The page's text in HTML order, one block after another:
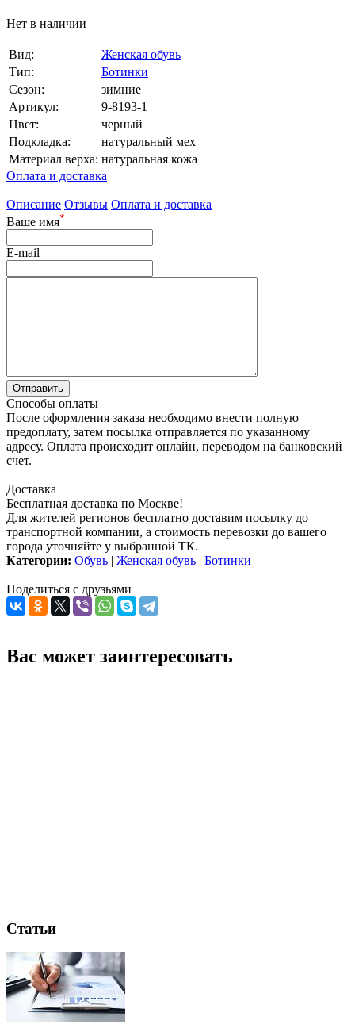
Нет в наличии
Вид:
Женская обувь
Тип:
Ботинки
Сезон:
зимние
Артикул:
9-8193-1
Цвет:
черный
Подкладка:
натуральный мех
Материал верха: натуральная кожа
Оплата и доставка
Описание Отзывы Оплата и доставка
Ваше имя*
E-mail
Способы оплаты
После оформления заказа необходимо внести полную
предоплату, затем посылка отправляется по указанному
адресу. Оплата происходит онлайн, переводом на банковский
счет.
Доставка
Бесплатная доставка по Москве!
Для жителей регионов бесплатно доставим посылку до
транспортной компании, а стоимость перевозки до вашего
города уточняйте у выбранной ТК.
Категории: Обувь | Женская обувь | Ботинки
Поделиться с друзьями
Вас может заинтересовать
Статьи